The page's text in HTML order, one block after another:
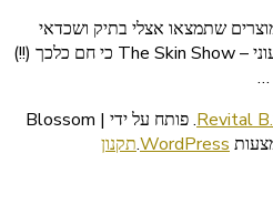
מוצרים
בתיק שלי? פוסט קצר על 5 מוצרים שתמצאו אצלי בתיק ושכדאי
לכם להכיר. דאודורנט טבעי וטבעוני – The Skin Show כי חם כלכך (!!)
…
Revital
.
פותח על ידי | Blossom
WordPress
.תקנון